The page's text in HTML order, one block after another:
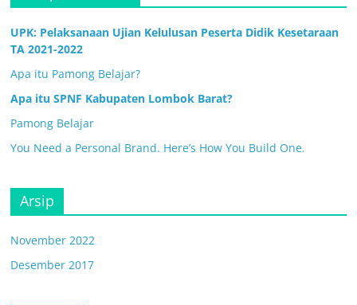
UPK: Pelaksanaan Ujian Kelulusan Peserta Didik Kesetaraan
TA 2021-2022
Apa itu Pamong Belajar?
Apa itu SPNF Kabupaten Lombok Barat?
Pamong Belajar
You Need a Personal Brand. Here’s How You Build One.
Arsip
November 2022
Desember 2017